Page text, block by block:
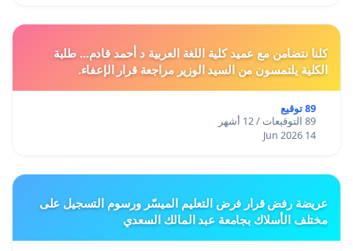
كلنا نتضامن مع عميد كلية اللغة العربية د أحمد قادم... طلبة
الكلية يلتمسون من السيد الوزير مراجعة قرار الإعفاء.
89 توقيع
89 التوقيعات / 12 أشهر
14 Jun 2026
عريضة رفض قرار فرض التعليم الميسّر ورسوم التسجيل على
مختلف الأسلاك بجامعة عبد المالك السعدي